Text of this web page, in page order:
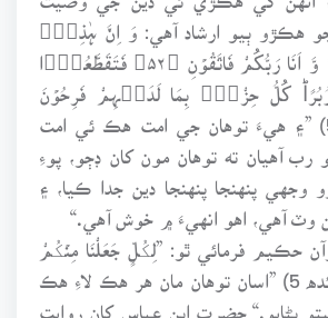
هڪڙو ٻيو ارشاد آهي: وَ اِنَّ ہٰذِہٖۤ
اُمَّتُكُمْ اُمَّۃً وَّ احِدَۃً وَّ اَنَا رَبُّكُمْ فَاتَّقُوۡنِ ﴿۵۲﴾ فَتَقَطَّعُوۡۤا
كُلُّ حِزْبٍۭ بِمَا لَدَیۡہِمْ فَرِحُوۡنَ
(المؤمنون:53، 54) ”۽ هيءَ توهان جي امت هڪ ئي امت
رب آهيان ته توهان مون کان ڊڄو، پوءِ
وجهي پنهنجا پنهنجا دين جدا ڪيا، ۽
وٽ آهي، اهو انهيءَ ۾ خوش آهي.“
حڪيم فرمائي ٿو: ”لِكُلٍّ جَعَلْنَا مِنۡكُمْ
شِرْعَۃً وَّمِنْہَاجًا (مائده 5) ”اسان توهان مان هر هڪ لاءِ هڪ
بڻايو.“ حضرت ابن عباس کان روايت